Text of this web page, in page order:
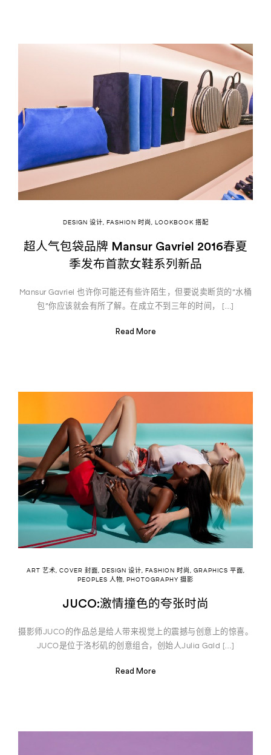
DESIGN 设计, FASHION 时尚 , LOOKBOOK 搭配
超人气包袋品牌 Mansur Gavriel 2016春夏
季发布首款女鞋系列新品
Mansur Gavriel 也许你可能还有些许陌生，但要说卖断货的“水桶
包”你应该就会有所了解。在成立不到三年的时间， […]
Read More
ART 艺术, COVER 封面, DESIGN 设计, FASHION 时尚 , GRAPHICS 平面,
PEOPLES 人物, PHOTOGRAPHY 摄影
JUCO:激情撞色的夸张时尚
摄影师JUCO的作品总是给人带来视觉上的震撼与创意上的惊喜。
JUCO是位于洛杉矶的创意组合，创始人Julia Gald […]
Read More